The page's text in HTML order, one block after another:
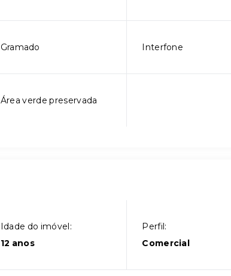
Gramado Interfone
Área verde preservada
Idade do imóvel:
12 anos
Perfil:
Comercial